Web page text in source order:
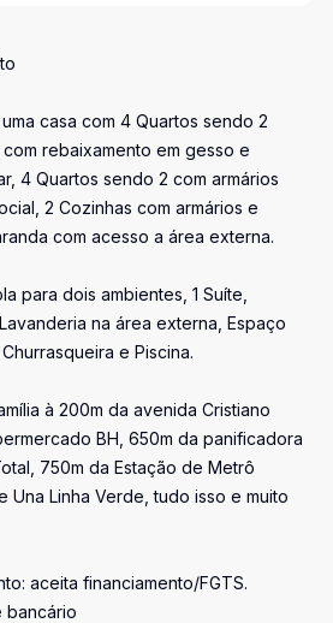
casa com 4 Quartos sendo 2
rebaixamento em gesso e
4 Quartos sendo 2 com armários
2 Cozinhas com armários e
com acesso a área externa.
para dois ambientes, 1 Suíte,
na área externa, Espaço
e Piscina.
à 200m da avenida Cristiano
BH, 650m da panificadora
750m da Estação de Metrô
Una Linha Verde, tudo isso e muito
aceita financiamento/FGTS.
bancário